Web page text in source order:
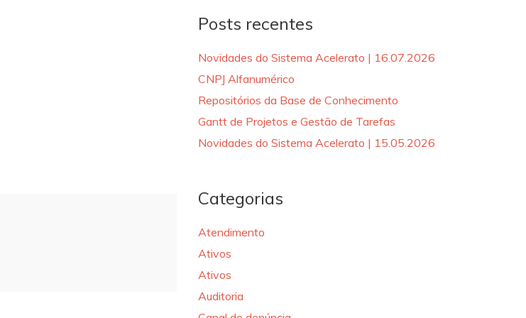
Posts recentes
Novidades do Sistema Acelerato | 16.07.2026
CNPJ Alfanumérico
Repositórios da Base de Conhecimento
Gantt de Projetos e Gestão de Tarefas
Novidades do Sistema Acelerato | 15.05.2026
Categorias
Atendimento
Ativos
Ativos
Auditoria